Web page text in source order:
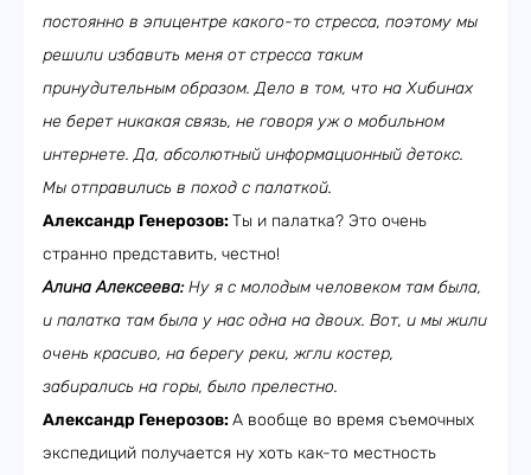
постоянно в эпицентре какого-то стресса, поэтому мы
решили избавить меня от стресса таким
принудительным образом. Дело в том, что на Хибинах
не берет никакая связь, не говоря уж о мобильном
интернете. Да, абсолютный информационный детокс.
Мы отправились в поход с палаткой.
Александр Генерозов:Ты и палатка? Это очень
странно представить, честно!
Алина Алексеева:Ну я с молодым человеком там была,
и палатка там была у нас одна на двоих. Вот, и мы жили
очень красиво, на берегу реки, жгли костер,
забирались на горы, было прелестно.
Александр Генерозов:А вообще во время съемочных
экспедиций получается ну хоть как-то местность